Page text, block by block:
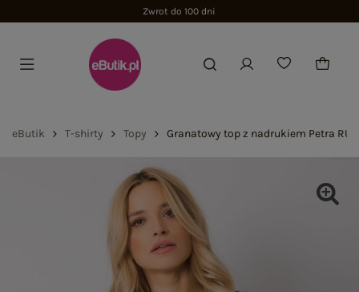
Zwrot do 100 dni
eButik T-shirty Topy Granatowy top z nadrukiem Petra RUE